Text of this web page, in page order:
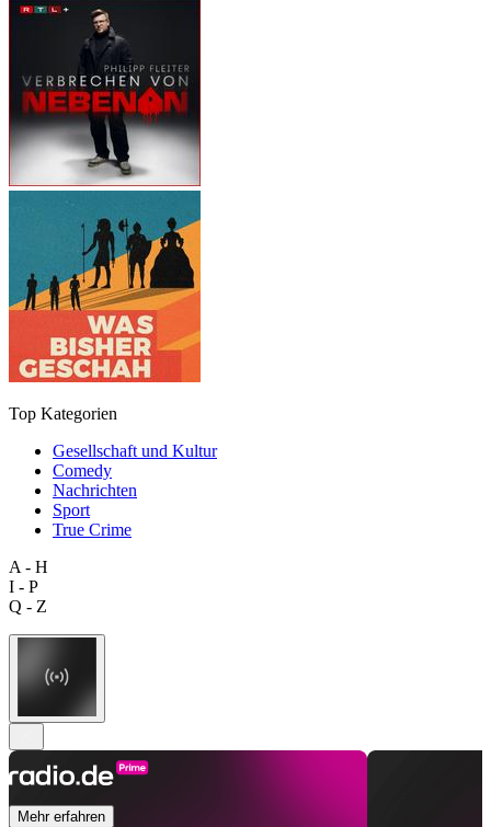
Top Kategorien
Gesellschaft und Kultur
Comedy
Nachrichten
Sport
True Crime
A - H
I - P
Q - Z
Mehr erfahren